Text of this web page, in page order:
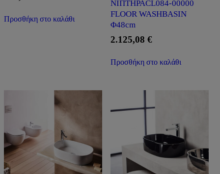
Προσθήκη στο καλάθι
ΝΙΠΤΗΡΑCL084-00000
FLOOR WASHBASIN
Φ48cm
2.125,08 €
Προσθήκη στο καλάθι